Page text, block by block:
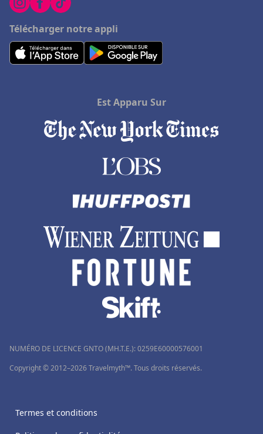
Télécharger notre appli
Est Apparu Sur
NUMÉRO DE LICENCE GNTO (MH.T.E.): 0259Ε60000576001
Copyright © 2012–2026 Travelmyth™. Tous droits réservés.
Termes et conditions